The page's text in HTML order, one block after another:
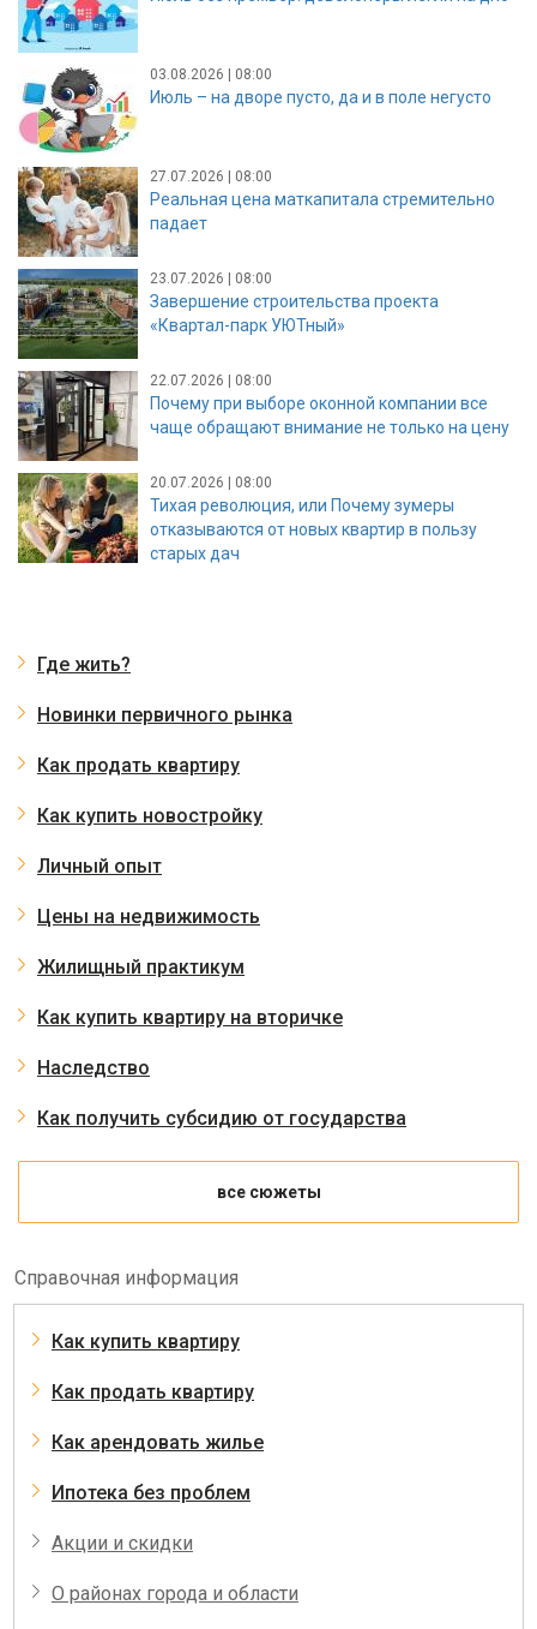
03.08.2026 | 08:00
Июль – на дворе пусто, да и в поле негусто
27.07.2026 | 08:00
Реальная цена маткапитала стремительно
падает
23.07.2026 | 08:00
Завершение строительства проекта
«Квартал-парк УЮТный»
22.07.2026 | 08:00
Почему при выборе оконной компании все
чаще обращают внимание не только на цену
20.07.2026 | 08:00
Тихая революция, или Почему зумеры
отказываются от новых квартир в пользу
старых дач
Где жить?
Новинки первичного рынка
Как продать квартиру
Как купить новостройку
Личный опыт
Цены на недвижимость
Жилищный практикум
Как купить квартиру на вторичке
Наследство
Как получить субсидию от государства
все сюжеты
Справочная информация
Как купить квартиру
Как продать квартиру
Как арендовать жилье
Ипотека без проблем
Акции и скидки
О районах города и области